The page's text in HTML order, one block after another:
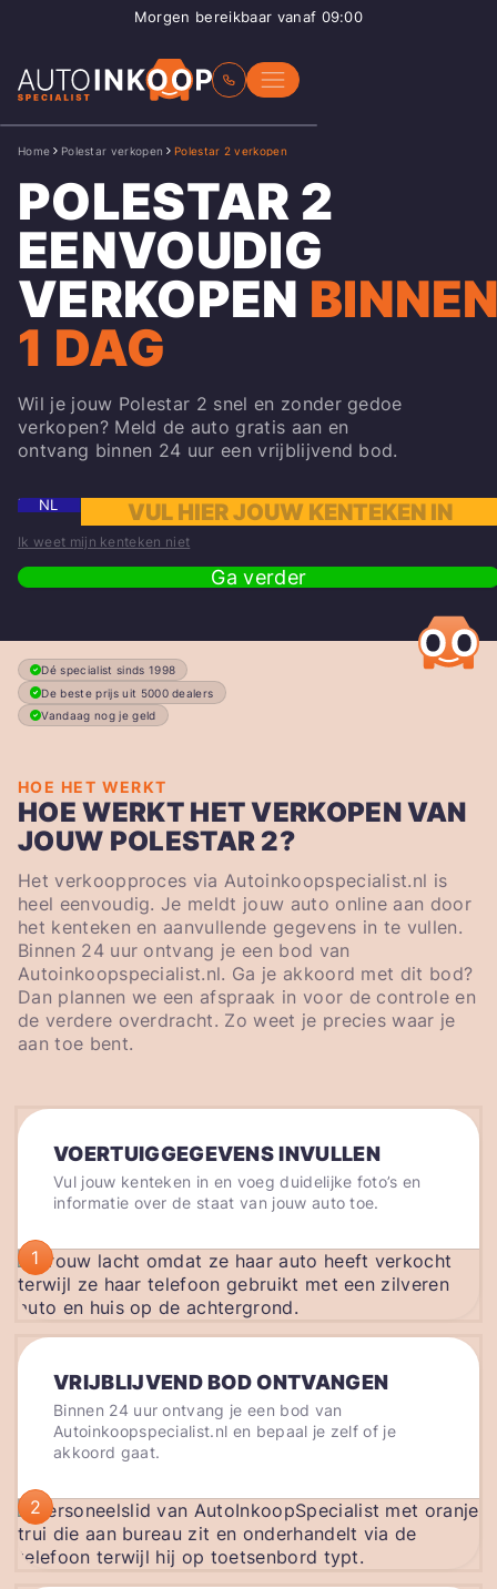
Morgen bereikbaar vanaf 09:00
Home Polestar verkopen Polestar 2 verkopen
POLESTAR 2
EENVOUDIG
VERKOPEN
1 DAG
Wil je jouw Polestar 2 snel en zonder gedoe
verkopen? Meld de auto gratis aan en
ontvang binnen 24 uur een vrijblijvend bod.
NL
Ik weet mijn kenteken niet
Ga verder
Dé specialist sinds 1998
De beste prijs uit 5000 dealers
Vandaag nog je geld
HOE HET WERKT
HOE WERKT HET VERKOPEN VAN
JOUW POLESTAR 2?
Het verkoopproces via Autoinkoopspecialist.nl is
heel eenvoudig. Je meldt jouw auto online aan door
het kenteken en aanvullende gegevens in te vullen.
Binnen 24 uur ontvang je een bod van
Autoinkoopspecialist.nl. Ga je akkoord met dit bod?
Dan plannen we een afspraak in voor de controle en
de verdere overdracht. Zo weet je precies waar je
aan toe bent.
VOERTUIGGEGEVENS INVULLEN
Vul jouw kenteken in en voeg duidelijke foto’s en
informatie over de staat van jouw auto toe.
1
VRIJBLIJVEND BOD ONTVANGEN
Binnen 24 uur ontvang je een bod van
Autoinkoopspecialist.nl en bepaal je zelf of je
akkoord gaat.
2